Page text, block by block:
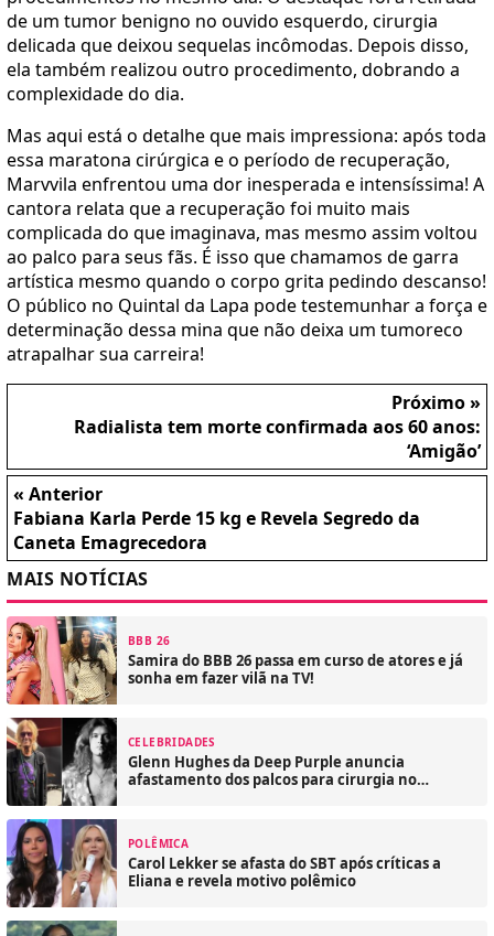
de um tumor benigno no ouvido esquerdo, cirurgia
delicada que deixou sequelas incômodas. Depois disso,
ela também realizou outro procedimento, dobrando a
complexidade do dia.
Mas aqui está o detalhe que mais impressiona: após toda
essa maratona cirúrgica e o período de recuperação,
Marvvila enfrentou uma dor inesperada e intensíssima! A
cantora relata que a recuperação foi muito mais
complicada do que imaginava, mas mesmo assim voltou
ao palco para seus fãs. É isso que chamamos de garra
artística mesmo quando o corpo grita pedindo descanso!
O público no Quintal da Lapa pode testemunhar a força e
determinação dessa mina que não deixa um tumoreco
atrapalhar sua carreira!
Próximo »
Radialista tem morte confirmada aos 60 anos:
‘Amigão’
« Anterior
Fabiana Karla Perde 15 kg e Revela Segredo da
Caneta Emagrecedora
MAIS NOTÍCIAS
BBB 26
Samira do BBB 26 passa em curso de atores e já
sonha em fazer vilã na TV!
CELEBRIDADES
Glenn Hughes da Deep Purple anuncia
afastamento dos palcos para cirurgia no
POLÊMICA
Carol Lekker se afasta do SBT após críticas a
Eliana e revela motivo polêmico